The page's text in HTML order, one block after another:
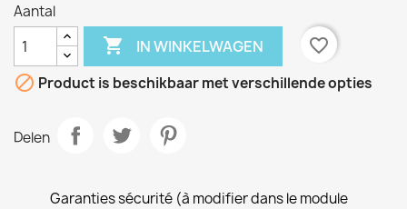
Aantal
 IN WINKELWAGEN
favorite_border
 Product is beschikbaar met verschillende opties
Delen
Garanties sécurité (à modifier dans le module